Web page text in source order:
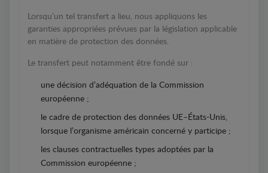
Lorsqu’un tel transfert a lieu, nous appliquons les
garanties appropriées prévues par la législation applicable
en matière de protection des données.
Le transfert peut notamment être fondé sur :
une décision d’adéquation de la Commission
européenne ;
le cadre de protection des données UE–États-Unis,
lorsque l’organisme américain concerné y participe ;
les clauses contractuelles types adoptées par la
Commission européenne ;